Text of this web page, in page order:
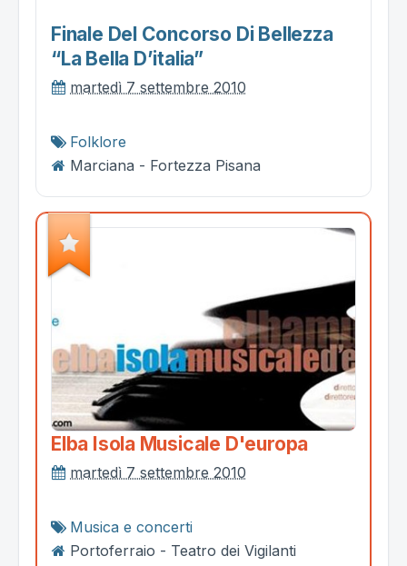
Finale Del Concorso Di Bellezza
“la Bella D’italia”
martedì 7 settembre 2010
Folklore
Marciana - Fortezza Pisana
Elba Isola Musicale D'europa
martedì 7 settembre 2010
Musica e concerti
Portoferraio - Teatro dei Vigilanti